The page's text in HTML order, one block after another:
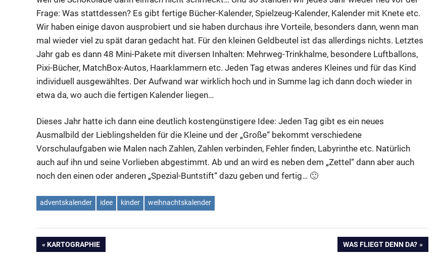
Frage: Was stattdessen? Es gibt fertige Bücher-Kalender, Spielzeug-Kalender, Kalender mit Knete etc.
Wir haben einige davon ausprobiert und sie haben durchaus ihre Vorteile, besonders dann, wenn man
mal wieder viel zu spät daran gedacht hat. Für den kleinen Geldbeutel ist das allerdings nichts. Letztes
Jahr gab es dann 48 Mini-Pakete mit diversen Inhalten: Mehrweg-Trinkhalme, besondere Luftballons,
Pixi-Bücher, MatchBox-Autos, Haarklammern etc. Jeden Tag etwas anderes Kleines und für das Kind
individuell ausgewähltes. Der Aufwand war wirklich hoch und in Summe lag ich dann doch wieder in
etwa da, wo auch die fertigen Kalender liegen…
Dieses Jahr hatte ich dann eine deutlich kostengünstigere Idee: Jeden Tag gibt es ein neues
Ausmalbild der Lieblingshelden für die Kleine und der „Große“ bekommt verschiedene
Vorschulaufgaben wie Malen nach Zahlen, Zahlen verbinden, Fehler finden, Labyrinthe etc. Natürlich
auch auf ihn und seine Vorlieben abgestimmt. Ab und an wird es neben dem „Zettel“ dann aber auch
noch den einen oder anderen „Spezial-Buntstift“ dazu geben und fertig… 🙂
adventskalender idee kinder weihnachtskalender
Beitrags-
VORHERIGER
KARTOGRAPHIE
NÄCHSTER
WAS FLIEGT DENN DA?